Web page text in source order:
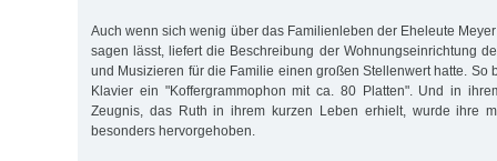
Auch wenn sich wenig über das Familienleben der Eheleute
sagen lässt, liefert die Beschreibung der Wohnungseinrichtung
und Musizieren für die Familie einen großen Stellenwert hatte. So
Klavier ein "Koffergrammophon mit ca. 80 Platten". Und in
Zeugnis, das Ruth in ihrem kurzen Leben erhielt, wurde ihre
besonders hervorgehoben.